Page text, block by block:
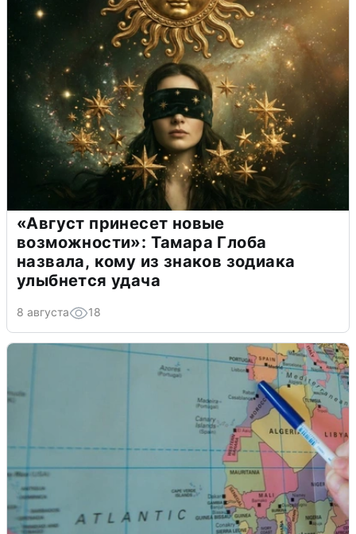
«Август принесет новые
возможности»: Тамара Глоба
назвала, кому из знаков зодиака
улыбнется удача
8 августа 18